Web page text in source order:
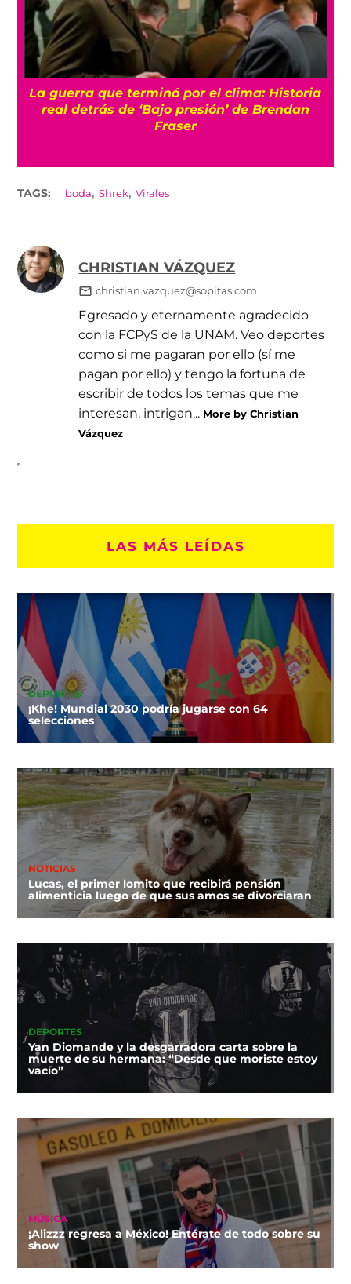
el clima: Historia
de Brendan
Conoce a Gelato, el gato
caminar gracias a una
TAGS: boda,Shrek,Virales
CHRISTIAN VÁZQUEZ
christian.vazquez@sopitas.com
Egresado y eternamente agradecido
con la FCPyS de la UNAM. Veo deportes
como si me pagaran por ello (sí me
pagan por ello) y tengo la fortuna de
escribir de todos los temas que me
interesan, intrigan... More by Christian
Vázquez
LAS MÁS LEÍDAS
DEPORTES
¡Khe! Mundial 2030 podría jugarse con 64
selecciones
NOTICIAS
Lucas, el primer lomito que recibirá pensión
alimenticia luego de que sus amos se divorciaran
DEPORTES
Yan Diomande y la desgarradora carta sobre la
muerte de su hermana: “Desde que moriste estoy
vacío”
MÚSICA
¡Alizzz regresa a México! Entérate de todo sobre su
show